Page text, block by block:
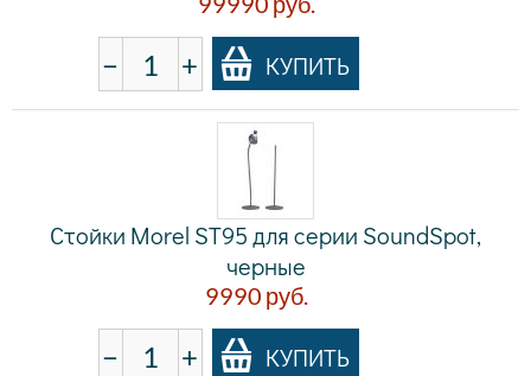
− + КУПИТЬ
Стойки Morel ST95 для серии SoundSpot,
черные
9990 руб.
− + КУПИТЬ